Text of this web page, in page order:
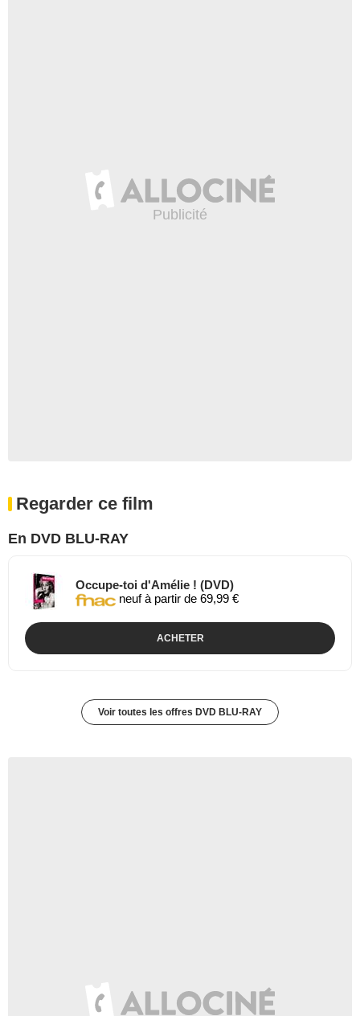
Regarder ce film
En DVD BLU-RAY
Occupe-toi d'Amélie ! (DVD)
neuf à partir de 69,99 €
ACHETER
Voir toutes les offres DVD BLU-RAY